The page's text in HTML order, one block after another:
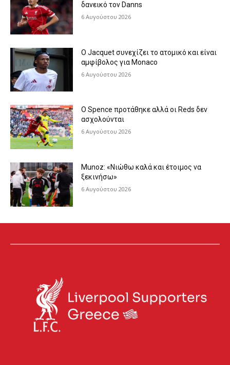
δανεικό τον Danns
6 Αυγούστου 2026
Ο Jacquet συνεχίζει το ατομικό και είναι
αμφίβολος για Monaco
6 Αυγούστου 2026
Ο Spence προτάθηκε αλλά οι Reds δεν
ασχολούνται
6 Αυγούστου 2026
Munoz: «Νιώθω καλά και έτοιμος να
ξεκινήσω»
6 Αυγούστου 2026